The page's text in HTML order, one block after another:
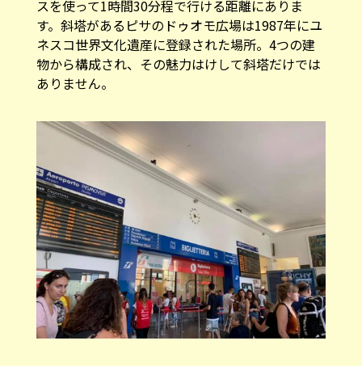
スを使って1時間30分程で行ける距離にありま
す。斜塔があるピサのドゥオモ広場は1987年にユ
ネスコ世界文化遺産に登録された場所。4つの建
物から構成され、その魅力はけして斜塔だけでは
ありません。